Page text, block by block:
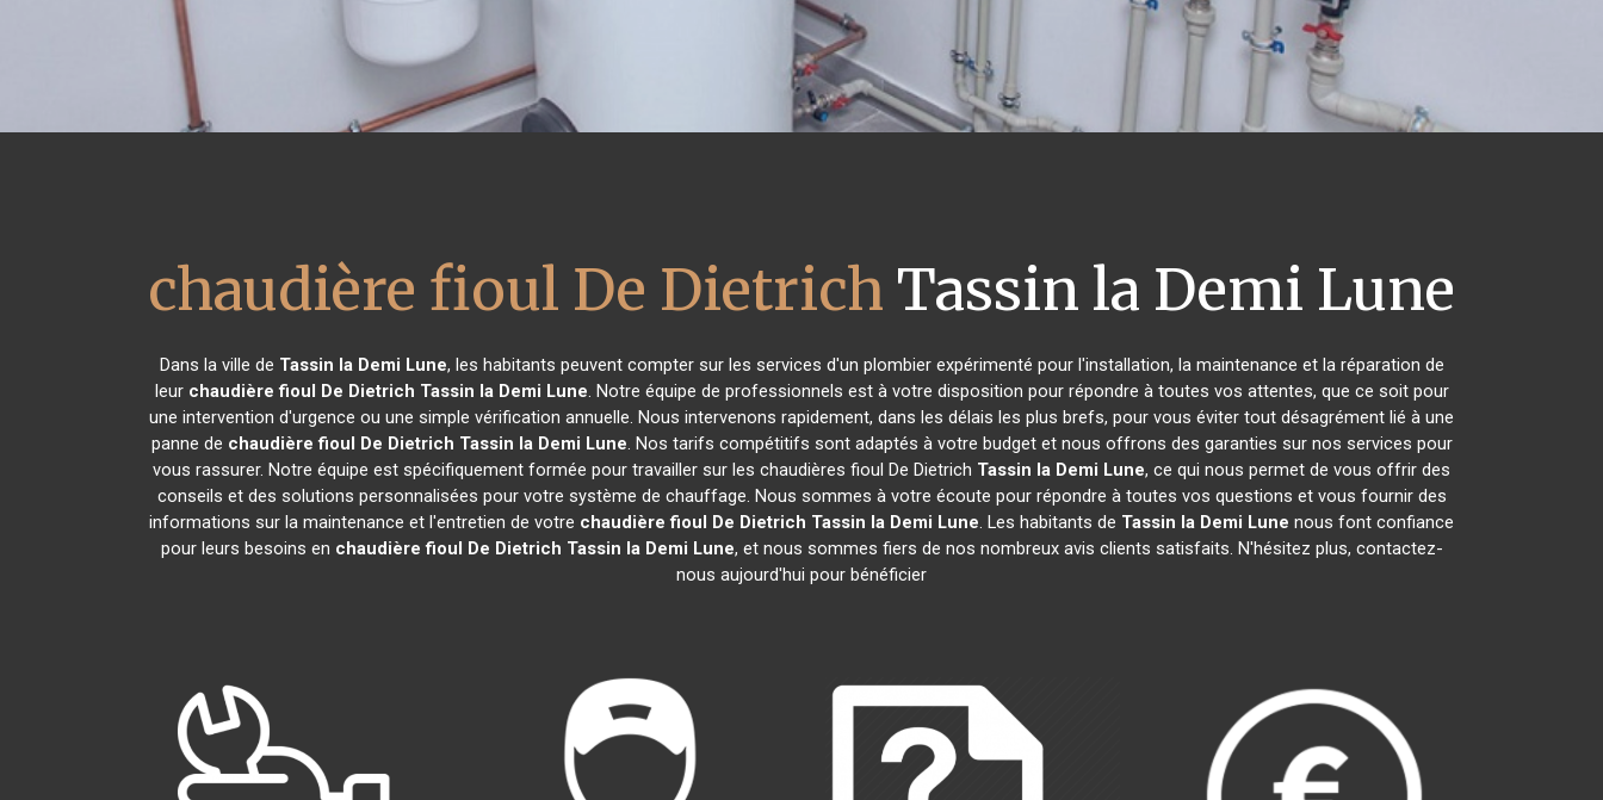
chaudière fioul De Dietrich Tassin la Demi Lune
Dans la ville de Tassin la Demi Lune, les habitants peuvent compter sur les services d'un plombier expérimenté pour l'installation, la maintenance et la réparation de
leur chaudière fioul De Dietrich Tassin la Demi Lune. Notre équipe de professionnels est à votre disposition pour répondre à toutes vos attentes, que ce soit pour
une intervention d'urgence ou une simple vérification annuelle. Nous intervenons rapidement, dans les délais les plus brefs, pour vous éviter tout désagrément lié à une
panne de chaudière fioul De Dietrich Tassin la Demi Lune. Nos tarifs compétitifs sont adaptés à votre budget et nous offrons des garanties sur nos services pour
vous rassurer. Notre équipe est spécifiquement formée pour travailler sur les chaudières fioul De Dietrich Tassin la Demi Lune, ce qui nous permet de vous offrir des
conseils et des solutions personnalisées pour votre système de chauffage. Nous sommes à votre écoute pour répondre à toutes vos questions et vous fournir des
informations sur la maintenance et l'entretien de votre chaudière fioul De Dietrich Tassin la Demi Lune. Les habitants de Tassin la Demi Lune nous font confiance
pour leurs besoins en chaudière fioul De Dietrich Tassin la Demi Lune, et nous sommes fiers de nos nombreux avis clients satisfaits. N'hésitez plus, contactez-
nous aujourd'hui pour bénéficier